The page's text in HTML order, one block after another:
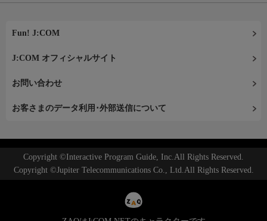
Fun! J:COM
J:COM オフィシャルサイト
お問い合わせ
お客さまのデータ利用･外部送信について
Copyright ©Interactive Program Guide, Inc.All Rights Reserved.
Copyright ©Jupiter Telecommunications Co., Ltd.All Rights Reserved.